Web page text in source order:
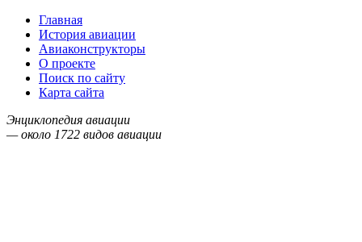
Главная
История авиации
Авиаконструкторы
О проекте
Поиск по сайту
Карта сайта
Энциклопедия авиации
— около 1722 видов авиации